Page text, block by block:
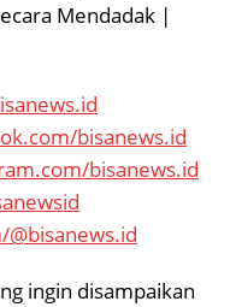
Mendadak |
bisanews.id
bisanews.id
ingin disampaikan